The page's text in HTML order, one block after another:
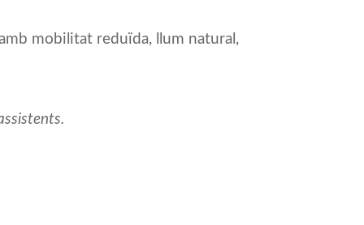
mobilitat reduïda, llum natural,